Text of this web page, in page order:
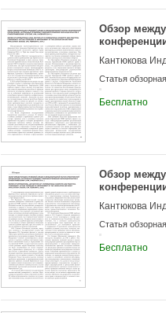
Обзор
Кантюкова
Статья обзорная
Бесплатно
Обзор
Кантюкова
Статья обзорная
Бесплатно